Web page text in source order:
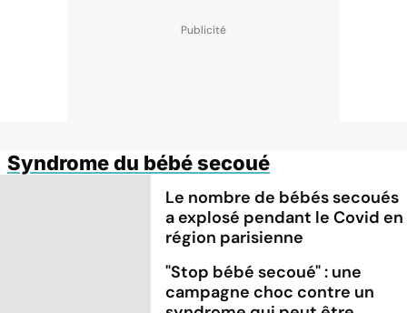
Syndrome du bébé secoué
Le nombre de bébés secoués
a explosé pendant le Covid en
région parisienne
"Stop bébé secoué" : une
campagne choc contre un